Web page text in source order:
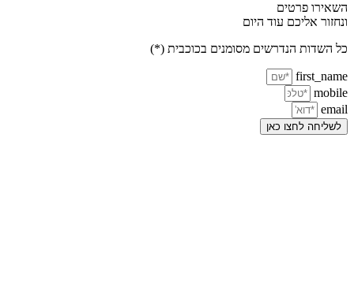
השאירו פרטים
ונחזור אליכם עוד היום
כל השדות הנדרשים מסומנים בכוכבית (*)
first_name
mobile
email
לשליחה לחצו כאן